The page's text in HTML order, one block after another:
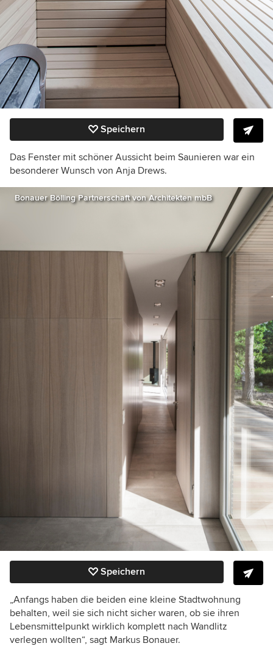
Speichern
Das Fenster mit schöner Aussicht beim Saunieren war ein
besonderer Wunsch von Anja Drews.
Bonauer Bölling Partnerschaft von Architekten mbB
Speichern
„Anfangs haben die beiden eine kleine Stadtwohnung
behalten, weil sie sich nicht sicher waren, ob sie ihren
Lebensmittelpunkt wirklich komplett nach Wandlitz
verlegen wollten“, sagt Markus Bonauer.